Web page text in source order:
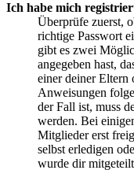
Ich habe mich
Überprüfe zuerst,
richtige Passwort
gibt es zwei
angegeben hast,
einer deiner Eltern
Anweisungen
der Fall ist, muss
werden. Bei
Mitglieder erst
selbst erledigen
wurde dir